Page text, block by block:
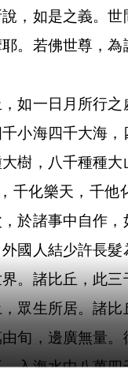
，如是之義。
。若佛世尊，
如一日月所行之
小海四千大海
樹，八千種種
千化樂天，千他
於諸事中自作
國人結少許長
。諸比丘，此
眾生所居。諸
旬，邊廣無量
入海水中八萬